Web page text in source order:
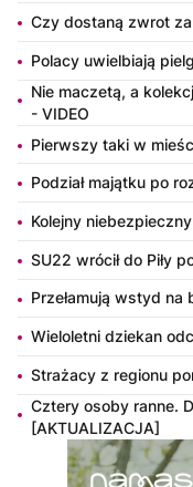
Czy dostaną zwrot
Polacy uwielbiają
Nie maczetą, a
- VIDEO
Pierwszy taki w
Podział majątku po
Kolejny
SU22 wrócił do Piły
Przełamują wstyd na
Wieloletni dziekan
Strażacy z regionu
Cztery osoby ranne.
[AKTUALIZACJA]